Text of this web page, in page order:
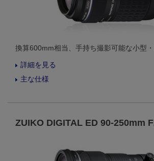
換算600mm相当、手持ち撮影可能な小型
詳細を見る
主な仕様
ZUIKO DIGITAL ED 90-250mm